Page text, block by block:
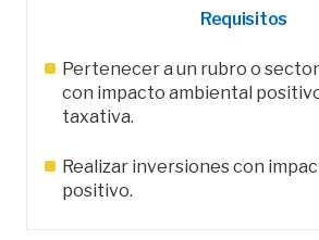
Requisitos
Pertenecer a un rubro o
con impacto ambiental
taxativa.
Realizar inversiones con
positivo.